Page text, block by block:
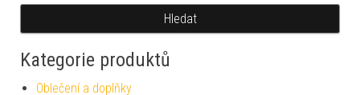
Hledat
Kategorie produktů
Oblečení a doplňky